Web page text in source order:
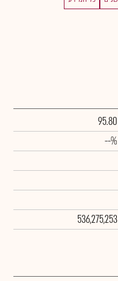
95.80
--%
536,275,253